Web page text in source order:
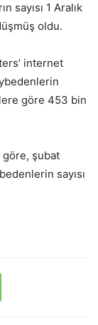
sayısı 1 Aralık
oldu.
internet
göre 453 bin
göre, şubat
sayısı